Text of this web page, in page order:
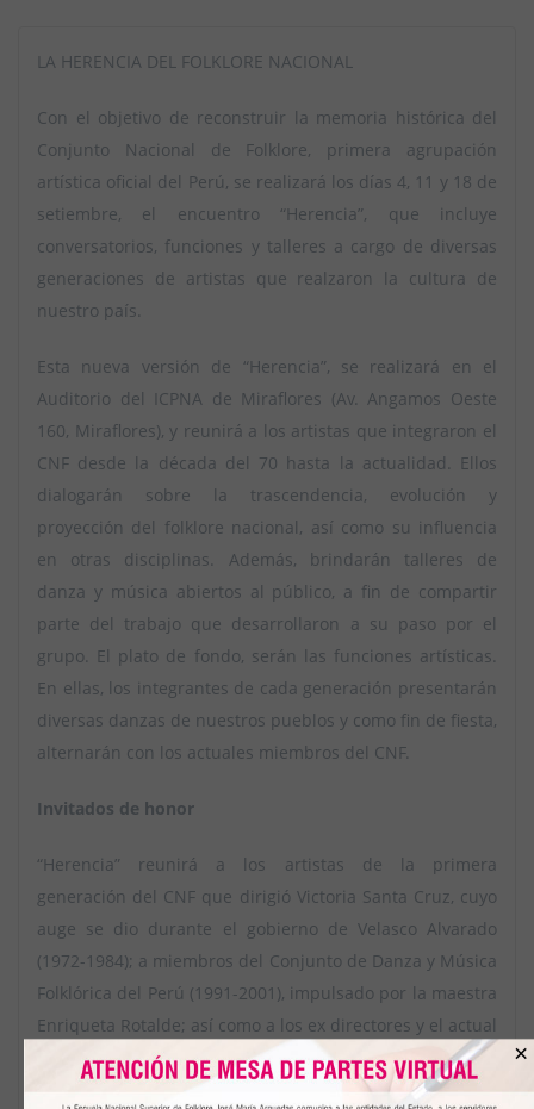
LA HERENCIA DEL FOLKLORE NACIONAL
Con el objetivo de reconstruir la memoria histórica del
Conjunto Nacional de Folklore, primera agrupación
artística oficial del Perú, se realizará los días 4, 11 y 18 de
setiembre, el encuentro “Herencia”, que incluye
conversatorios, funciones y talleres a cargo de diversas
generaciones de artistas que realzaron la cultura de
nuestro país.
Esta nueva versión de “Herencia”, se realizará en el
Auditorio del ICPNA de Miraflores (Av. Angamos Oeste
160, Miraflores), y reunirá a los artistas que integraron el
CNF desde la década del 70 hasta la actualidad. Ellos
dialogarán sobre la trascendencia, evolución y
proyección del folklore nacional, así como su influencia
en otras disciplinas. Además, brindarán talleres de
danza y música abiertos al público, a fin de compartir
parte del trabajo que desarrollaron a su paso por el
grupo. El plato de fondo, serán las funciones artísticas.
En ellas, los integrantes de cada generación presentarán
diversas danzas de nuestros pueblos y como fin de fiesta,
alternarán con los actuales miembros del CNF.
Invitados de honor
“Herencia” reunirá a los artistas de la primera
generación del CNF que dirigió Victoria Santa Cruz, cuyo
auge se dio durante el gobierno de Velasco Alvarado
(1972-1984); a miembros del Conjunto de Danza y Música
Folklórica del Perú (1991-2001), impulsado por la maestra
Enriqueta Rotalde; así como a los ex directores y el actual
CNF que dirige la maestra Luz Gutiérrez.
×